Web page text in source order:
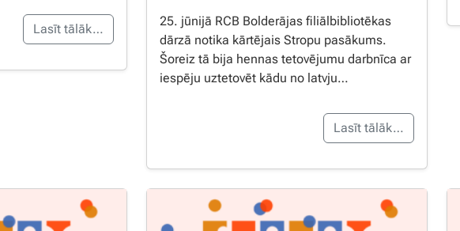
Lasīt tālāk…
25. jūnijā RCB Bolderājas filiālbibliotēkas
dārzā notika kārtējais Stropu pasākums.
Šoreiz tā bija hennas tetovējumu darbnīca ar
iespēju uztetovēt kādu no latvju…
Lasīt tālāk…